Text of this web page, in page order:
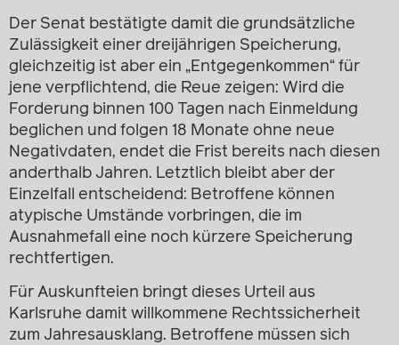
Der Senat bestätigte damit die grundsätzliche
Zulässigkeit einer dreijährigen Speicherung,
gleichzeitig ist aber ein „Entgegenkommen“ für
jene verpflichtend, die Reue zeigen: Wird die
Forderung binnen 100 Tagen nach Einmeldung
beglichen und folgen 18 Monate ohne neue
Negativdaten, endet die Frist bereits nach diesen
anderthalb Jahren. Letztlich bleibt aber der
Einzelfall entscheidend: Betroffene können
atypische Umstände vorbringen, die im
Ausnahmefall eine noch kürzere Speicherung
rechtfertigen.
Für Auskunfteien bringt dieses Urteil aus
Karlsruhe damit willkommene Rechtssicherheit
zum Jahresausklang. Betroffene müssen sich